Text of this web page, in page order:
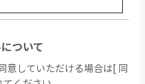
ついて
意していただける場合は[ 同